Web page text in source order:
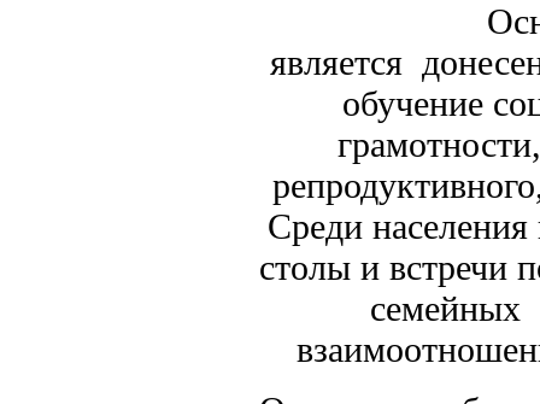
является
обучение
Среди
столы и встречи